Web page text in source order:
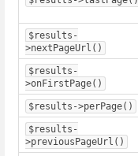
$results-
>nextPageUrl()
$results-
>onFirstPage()
$results->perPage()
$results-
>previousPageUrl()